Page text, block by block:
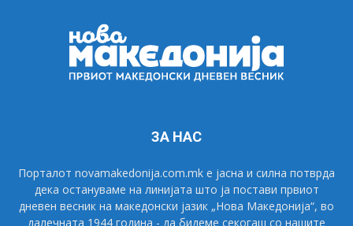
ЗА НАС
Порталот novamakedonija.com.mk е јасна и силна потврда
дека остануваме на линијата што ја постави првиот
дневен весник на македонски јазик „Нова Македонија“, во
далечната 1944 година - да бидеме секогаш со нашите